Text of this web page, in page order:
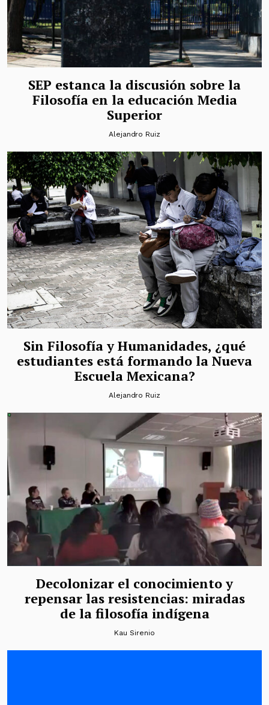
SEP estanca la discusión sobre la
Filosofía en la educación Media
Superior
Alejandro Ruiz
Sin Filosofía y Humanidades, ¿qué
estudiantes está formando la Nueva
Escuela Mexicana?
Alejandro Ruiz
Decolonizar el conocimiento y
repensar las resistencias: miradas
de la filosofía indígena
Kau Sirenio